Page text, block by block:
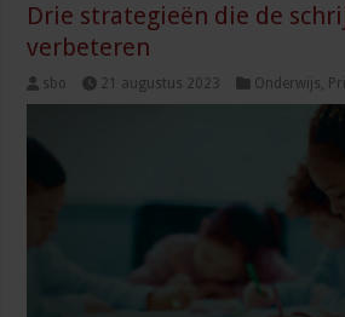
Drie strategieën die de
verbeteren
sbo 21 augustus 2023 Onderwijs,